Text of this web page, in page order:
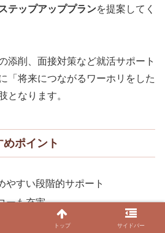
テップアッププランを提案してく
添削、面接対策など就活サポート
「将来につながるワーホリをした
となります。
ポイント
やすい段階的サポート
ーも充実
援が得意
トップ サイドバー